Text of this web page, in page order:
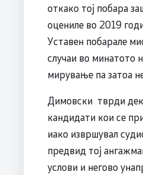
откако тој побара
оцениле во 2019
Уставен побарале
случаи во минатото
мирување па затоа
Димовски тврди
кандидати кои се
иако извршувал
предвид тој
услови и негово